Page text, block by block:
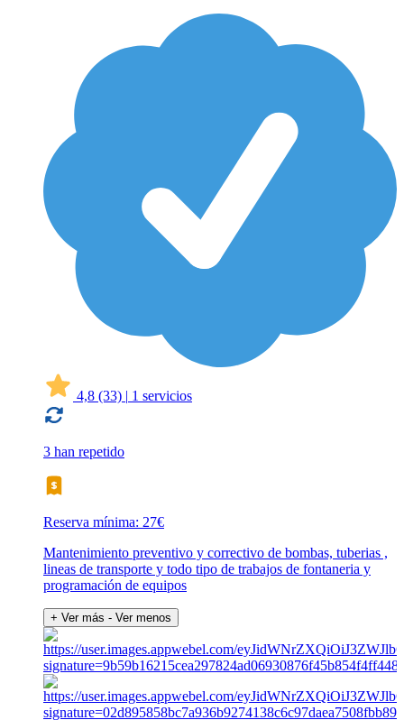
4,8 (33) | 1 servicios
3 han repetido
Reserva mínima: 27€
Mantenimiento preventivo y correctivo de bombas, tuberias ,
lineas de transporte y todo tipo de trabajos de fontaneria y
programación de equipos
+ Ver más - Ver menos